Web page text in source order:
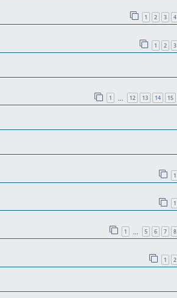
1 2 3 4
1 2 3
1 12 13 14 15
1
1
1 5 6 7 8
1 2